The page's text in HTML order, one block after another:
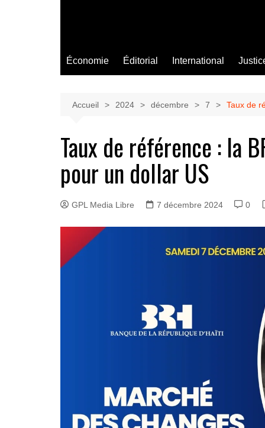
Économie Éditorial International
Accueil 2024 décembre 7 Taux de
Taux de référence : la
pour un dollar US
GPL Media Libre 7 décembre 2024 0